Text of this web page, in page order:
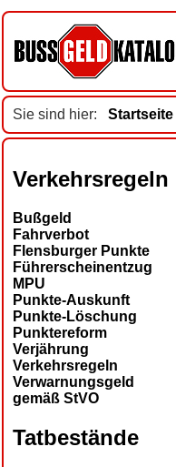
Sie sind hier: Startseite
Verkehrsregeln
Bußgeld
Fahrverbot
Flensburger Punkte
Führerscheinentzug
MPU
Punkte-Auskunft
Punkte-Löschung
Punktereform
Verjährung
Verkehrsregeln
Verwarnungsgeld
gemäß StVO
Tatbestände